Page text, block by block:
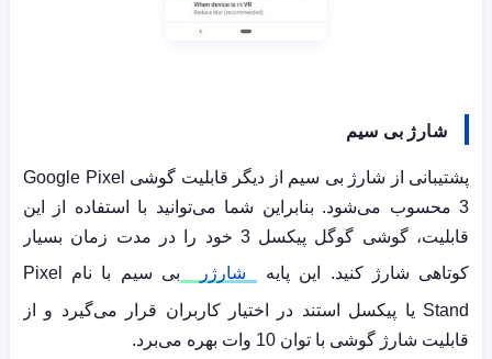
شارژ بی سیم
پشتیبانی از شارژ بی سیم از دیگر قابلیت گوشی Google Pixel
3 محسوب می‌شود. بنابراین شما می‌توانید با استفاده از این
قابلیت، گوشی گوگل پیکسل 3 خود را در مدت زمان بسیار
کوتاهی شارژ کنید. این پایه
شارژر بی سیم با نام
Pixel
Stand یا پیکسل استند در اختیار کاربران قرار می‌گیرد و از
قابلیت شارژ گوشی با توان 10 وات بهره می‌برد.